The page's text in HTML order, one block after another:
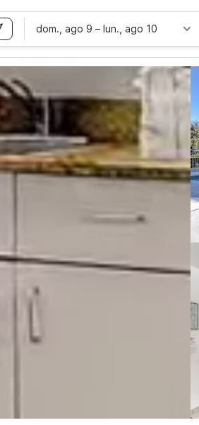
dom., ago 9 – lun., ago 10